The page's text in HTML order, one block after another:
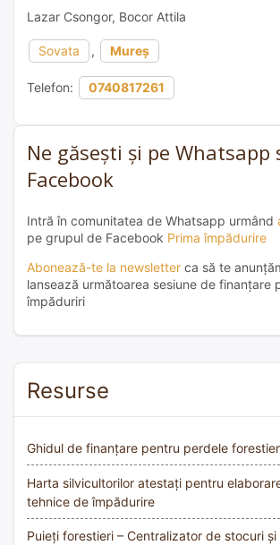
Lazar Csongor, Bocor Attila
Sovata , Mureș
Telefon: 0740817261
Ne găsești și pe Whatsapp
Facebook
Intră în comunitatea de Whatsapp urmând
pe grupul de Facebook Prima împădurire
Abonează-te la newsletter ca să te
lansează următoarea sesiune de finanțare
împăduriri
Resurse
Ghidul de finanțare pentru perdele
Harta silvicultorilor atestați pentru
tehnice de împădurire
Puieți forestieri – Centralizator de stocuri